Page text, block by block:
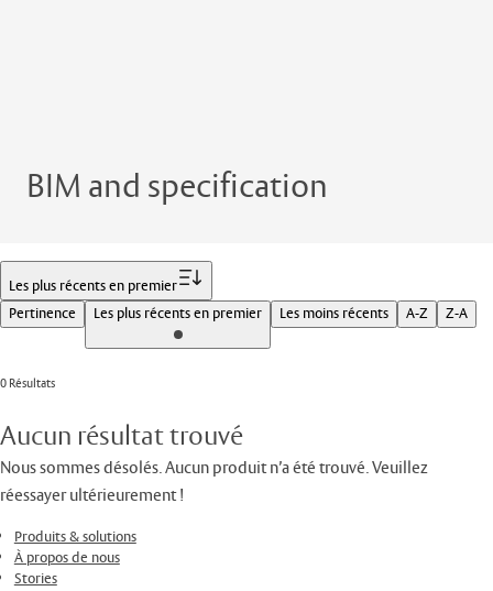
BIM and specification
Les plus récents en premier
Pertinence
Les plus récents en premier Les moins récents A-Z Z-A
0 Résultats
Aucun résultat trouvé
Nous sommes désolés. Aucun produit n’a été trouvé. Veuillez
réessayer ultérieurement !
Produits & solutions
À propos de nous
Stories